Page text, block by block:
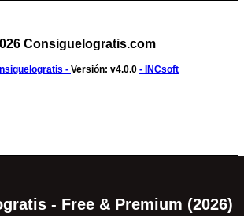
Consiguelogratis.com
- Versión: v4.0.0 - INCsoft
- Free & Premium (2026)